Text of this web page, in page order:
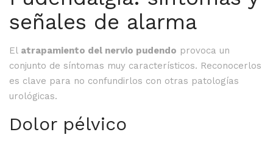
señales de alarma
El atrapamiento del nervio pudendo provoca un
conjunto de síntomas muy característicos. Reconocerlos
es clave para no confundirlos con otras patologías
urológicas.
Dolor pélvico